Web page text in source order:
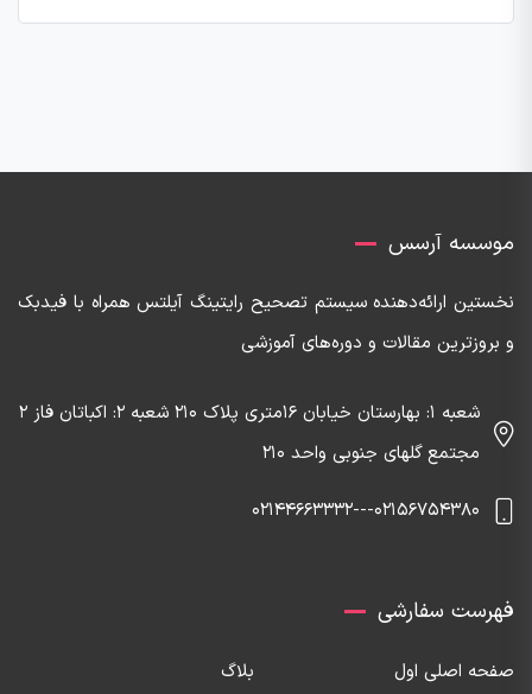
موسسه آرسس
نخستین ارائه‌دهنده‌ سیستم تصحیح رایتینگ آیلتس همراه با فیدبک
و بروزترین مقالات و دوره‌های آموزشی
شعبه 1: بهارستان خیابان 16متری پلاک 210 شعبه 2: اکباتان فاز 2
مجتمع گلهای جنوبی واحد 210
02156754380---02144663332
فهرست سفارشی
صفحه اصلی اول
بلاگ